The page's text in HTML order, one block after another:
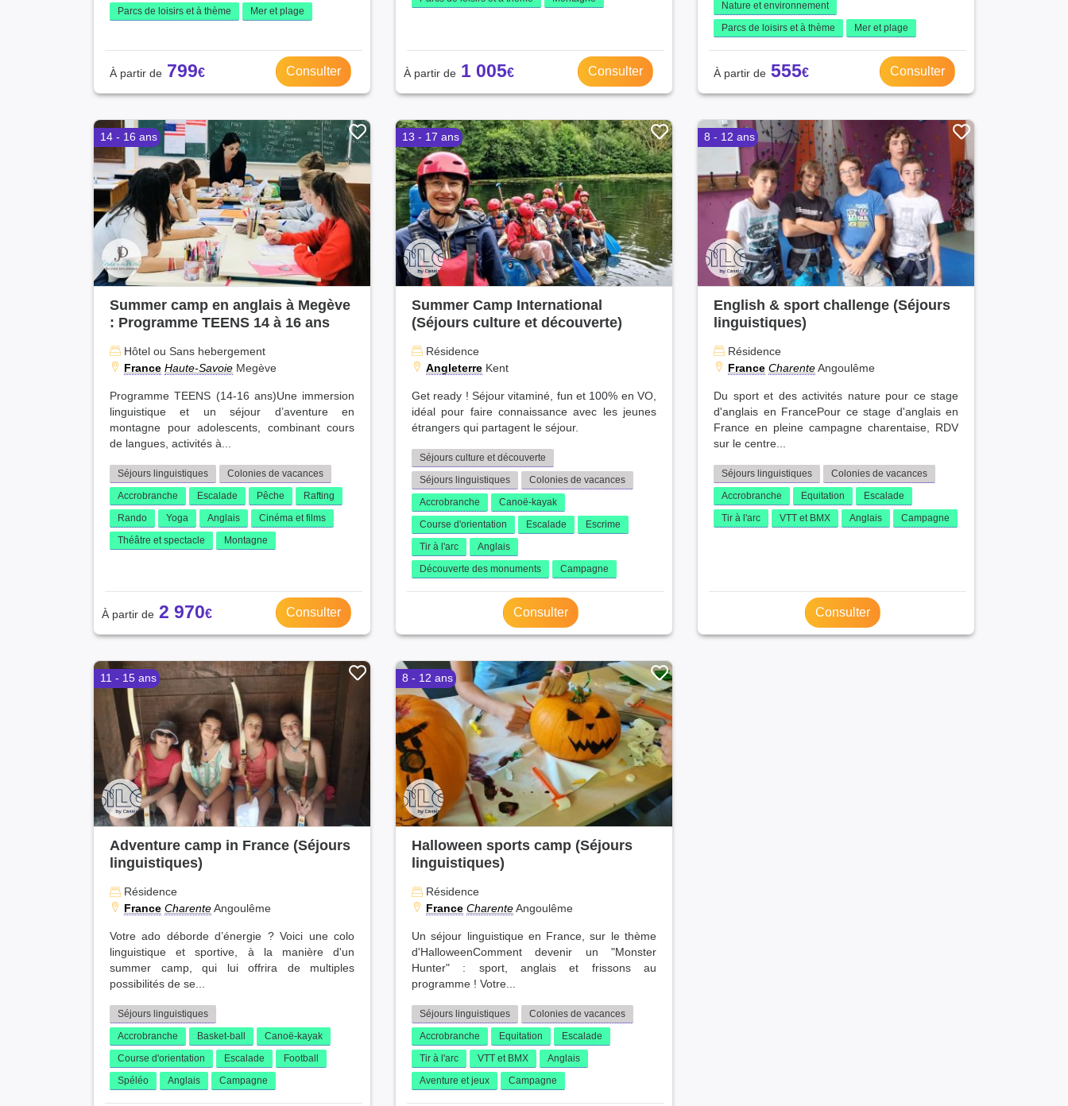
Parcs de loisirs et à thème
Mer et plage
799 Consulter 1 005 Consulter
Nature et environnement
Parcs de loisirs et à thème
Mer et plage
555 Consulter
14 - 16 ans
Summer camp en anglais à Megève
: Programme TEENS 14 à 16 ans
Hôtel ou Sans hebergement
France Haute-Savoie Megève
Programme TEENS (14-16 ans)Une immersion
linguistique et un séjour d’aventure en
montagne pour adolescents, combinant cours
de langues, activités à...
Séjours linguistiques
Colonies de vacances
Accrobranche
Escalade Pêche
Rafting
Rando
Yoga Anglais
Cinéma et films
Théâtre et spectacle
Montagne
2 970 Consulter
13 - 17 ans
Summer Camp International
(Séjours culture et découverte)
Résidence
Angleterre Kent
Get ready ! Séjour vitaminé, fun et 100% en VO,
idéal pour faire connaissance avec les jeunes
étrangers qui partagent le séjour.
Séjours culture et découverte
Séjours linguistiques
Colonies de vacances
Accrobranche
Canoë-kayak
Course d'orientation
Escalade
Escrime
Tir à l'arc
Anglais
Découverte des monuments
Campagne
Consulter
8 - 12 ans
English & sport challenge (Séjours
linguistiques)
Résidence
France CharenteAngoulême
Du sport et des activités nature pour ce stage
d'anglais en FrancePour ce stage d'anglais en
France en pleine campagne charentaise, RDV
sur le centre...
Séjours linguistiques
Colonies de vacances
Accrobranche
Equitation
Escalade
Tir à l'arc
VTT et BMX Anglais Campagne
Consulter
11 - 15 ans
Adventure camp in France (Séjours
linguistiques)
Résidence
France CharenteAngoulême
Votre ado déborde d’énergie ? Voici une colo
linguistique et sportive, à la manière d'un
summer camp, qui lui offrira de multiples
possibilités de se...
Séjours linguistiques
Accrobranche
Basket-ball
Canoë-kayak
Course d'orientation
Escalade
Football
Spéléo
Anglais Campagne
8 - 12 ans
Halloween sports camp (Séjours
linguistiques)
Résidence
France CharenteAngoulême
Un séjour linguistique en France, sur le thème
d'HalloweenComment devenir un "Monster
Hunter" : sport, anglais et frissons au
programme ! Votre...
Séjours linguistiques
Colonies de vacances
Accrobranche
Equitation
Escalade
Tir à l'arc
VTT et BMX
Anglais
Aventure et jeux
Campagne